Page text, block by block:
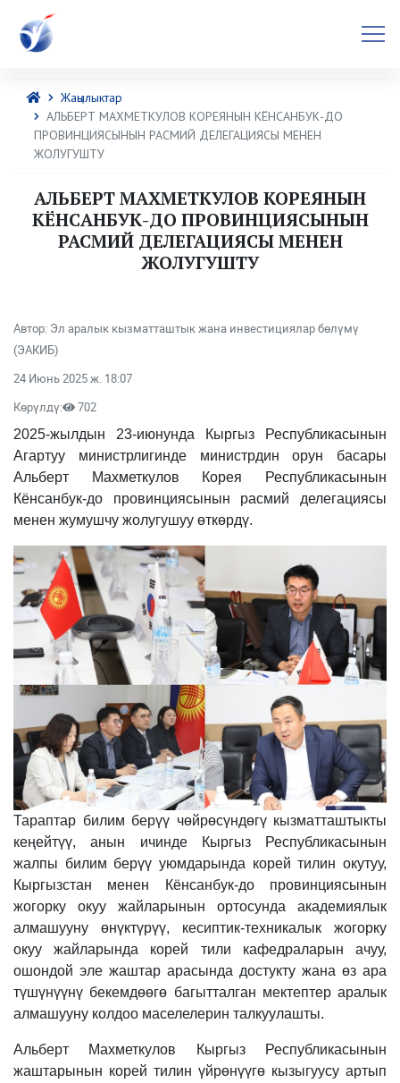
Жаңылыктар
АЛЬБЕРТ МАХМЕТКУЛОВ КОРЕЯНЫН КЁНСАНБУК-ДО
ПРОВИНЦИЯСЫНЫН РАСМИЙ ДЕЛЕГАЦИЯСЫ МЕНЕН
ЖОЛУГУШТУ
АЛЬБЕРТ МАХМЕТКУЛОВ КОРЕЯНЫН
КЁНСАНБУК-ДО ПРОВИНЦИЯСЫНЫН
РАСМИЙ ДЕЛЕГАЦИЯСЫ МЕНЕН
ЖОЛУГУШТУ
Автор: Эл аралык кызматташтык жана инвестициялар бөлүмү
(ЭАКИБ)
24 Июнь 2025 ж. 18:07
Көрүлдү:
702
2025-жылдын 23-июнунда Кыргыз Республикасынын
Агартуу министрлигинде министрдин орун басары
Альберт Махметкулов Корея Республикасынын
Кёнсанбук-до провинциясынын расмий делегациясы
менен жумушчу жолугушуу өткөрдү.
Тараптар билим берүү чөйрөсүндөгү кызматташтыкты
кеңейтүү, анын ичинде Кыргыз Республикасынын
жалпы билим берүү уюмдарында корей тилин окутуу,
Кыргызстан менен Кёнсанбук-до провинциясынын
жогорку окуу жайларынын ортосунда академиялык
алмашууну өнүктүрүү, кесиптик-техникалык жогорку
окуу жайларында корей тили кафедраларын ачуу,
ошондой эле жаштар арасында достукту жана өз ара
түшүнүүнү бекемдөөгө багытталган мектептер аралык
алмашууну колдоо маселелерин талкуулашты.
Альберт Махметкулов Кыргыз Республикасынын
жаштарынын корей тилин үйрөнүүгө кызыгуусу артып